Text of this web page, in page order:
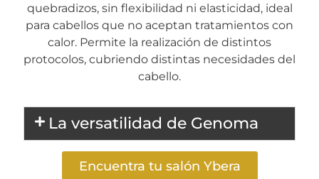
quebradizos, sin flexibilidad ni elasticidad, ideal
para cabellos que no aceptan tratamientos con
calor. Permite la realización de distintos
protocolos, cubriendo distintas necesidades del
cabello.
La versatilidad de Genoma
Encuentra tu salón Ybera